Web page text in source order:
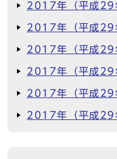
2017年（平成29
2017年（平成29
2017年（平成29
2017年（平成29
2017年（平成29
2017年（平成29